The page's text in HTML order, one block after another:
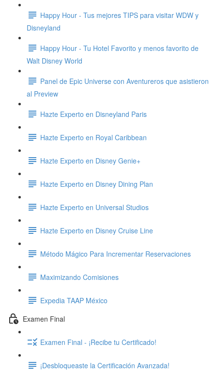
Happy Hour - Tus mejores TIPS para visitar WDW y
Disneyland
Happy Hour - Tu Hotel Favorito y menos favorito de
Walt Disney World
Panel de Epic Universe con Aventureros que asistieron
al Preview
Hazte Experto en Disneyland Paris
Hazte Experto en Royal Caribbean
Hazte Experto en Disney Genie+
Hazte Experto en Disney Dining Plan
Hazte Experto en Universal Studios
Hazte Experto en Disney Cruise Line
Método Mágico Para Incrementar Reservaciones
Maximizando Comisiones
Expedia TAAP México
Examen Final
Examen Final - ¡Recibe tu Certificado!
¡Desbloqueaste la Certificación Avanzada!